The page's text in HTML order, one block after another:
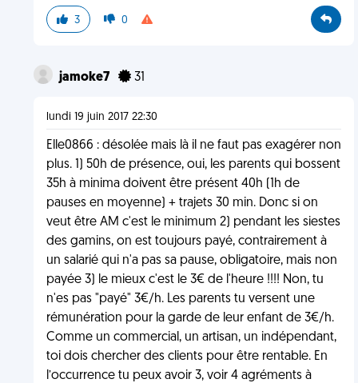
3 0
jamoke7 31
lundi 19 juin 2017 22:30
Elle0866 : désolée mais là il ne faut pas exagérer non
plus. 1) 50h de présence, oui, les parents qui bossent
35h à minima doivent être présent 40h (1h de
pauses en moyenne) + trajets 30 min. Donc si on
veut être AM c'est le minimum 2) pendant les siestes
des gamins, on est toujours payé, contrairement à
un salarié qui n'a pas sa pause, obligatoire, mais non
payée 3) le mieux c'est le 3€ de l'heure !!!! Non, tu
n'es pas "payé" 3€/h. Les parents tu versent une
rémunération pour la garde de leur enfant de 3€/h.
Comme un commercial, un artisan, un indépendant,
toi dois chercher des clients pour être rentable. En
l’occurrence tu peux avoir 3, voir 4 agréments à